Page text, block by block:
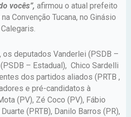
vocês”, afirmou o atual prefeito
Convenção Tucana, no Ginásio
os deputados Vanderlei (PSDB –
– Estadual), Chico Sardelli
dos partidos aliados (PRTB ,
e pré-candidatos à
(PV), Zé Coco (PV), Fábio
(PRTB), Danilo Barros (PR),